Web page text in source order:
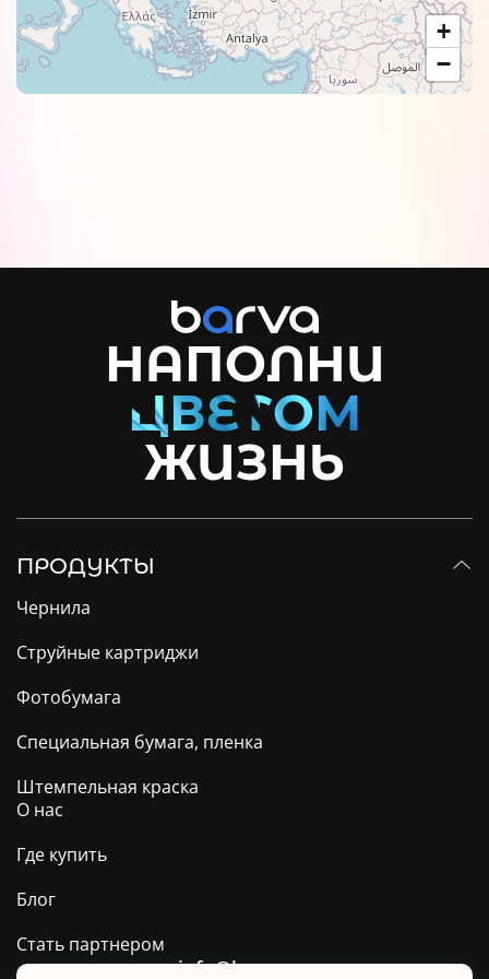
+
−
НАПОЛНИ
ЖИЗНЬ
ПРОДУКТЫ
Чернила
Струйные картриджи
Фотобумага
Специальная бумага, пленка
Штемпельная краска
О нас
Где купить
Блог
Стать партнером
info@barva.ua